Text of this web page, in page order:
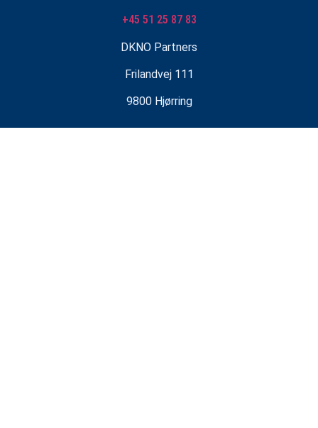
+45 51 25 87 83
DKNO Partners
Frilandvej 111
9800 Hjørring